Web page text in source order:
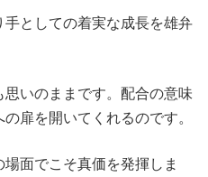
としての着実な成長を雄弁
いのままです。配合の意味
扉を開いてくれるのです。
面でこそ真価を発揮しま